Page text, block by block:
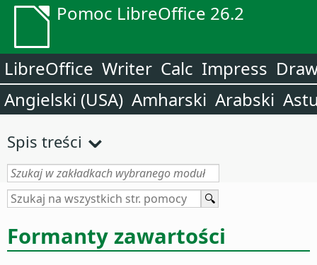
Pomoc LibreOffice 26.2
LibreOffice Writer Calc Impress
Angielski (USA) Amharski Arabski
Spis treści
Formanty zawartości